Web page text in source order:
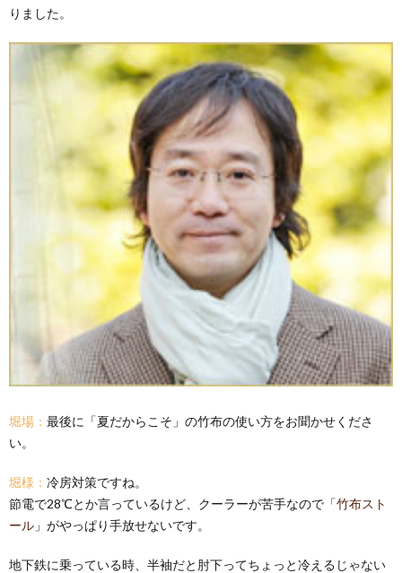
りました。
堀場： 最後に「夏だからこそ」の竹布の使い方をお聞かせくださ
い。
堀様： 冷房対策ですね。
節電で28℃とか言っているけど、クーラーが苦手なので「竹布スト
ール 」がやっぱり手放せないです。
地下鉄に乗っている時、半袖だと肘下ってちょっと冷えるじゃない